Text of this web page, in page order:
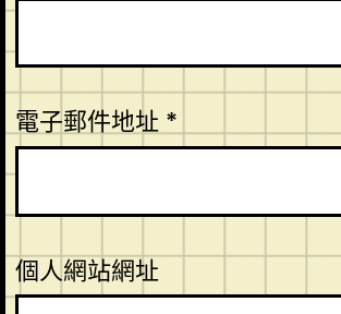
電子郵件地址 *
個人網站網址